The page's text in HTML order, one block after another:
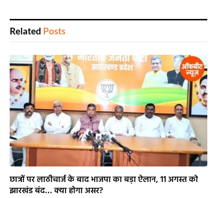
Related Posts
छात्रों पर लाठीचार्ज के बाद भाजपा का बड़ा ऐलान, 11 अगस्त को
झारखंड बंद… क्या होगा असर?